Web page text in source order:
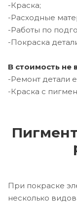
-Краска;
-Расходные
-Работы по
-Покраска
В стоимость не
-Ремонт детали
-Краска с
При покраске
несколько